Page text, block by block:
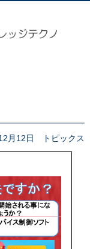
月12日
カ
テ
リ
ー
トピックス